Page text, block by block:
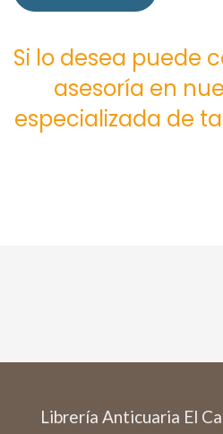
Si lo desea puede
asesoría en
especializada de
Librería Anticuaria El